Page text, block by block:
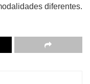
diferentes.